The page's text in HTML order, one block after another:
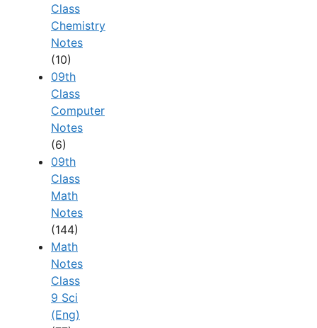
Class
Chemistry
Notes
(10)
09th
Class
Computer
Notes
(6)
09th
Class
Math
Notes
(144)
Math
Notes
Class
9 Sci
(Eng)